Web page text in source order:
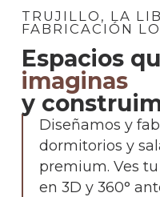
TRUJILLO, LA
FABRICACIÓN
Espacios
imaginas
y
Diseñamos y
dormitorios y
premium. Ves
en 3D y 360°